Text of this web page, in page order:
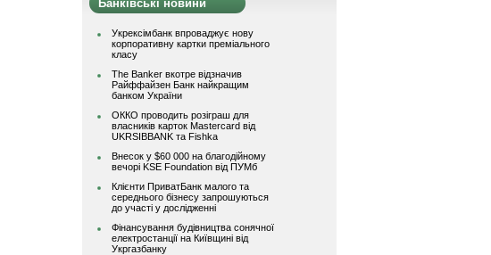
Банківські новини
Укрексімбанк впроваджує нову
корпоративну картки преміального
класу
The Banker вкотре відзначив
Райффайзен Банк найкращим
банком України
ОККО проводить розіграш для
власників карток Mastercard від
UKRSIBBANK та Fishka
Внесок у $60 000 на благодійному
вечорі KSE Foundation від ПУМб
Клієнти ПриватБанк малого та
середнього бізнесу запрошуються
до участі у дослідженні
Фінансування будівництва сонячної
електростанції на Київщині від
Укргазбанку